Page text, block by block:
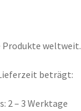
Produkte weltweit.
beträgt:
2 – 3 Werktage